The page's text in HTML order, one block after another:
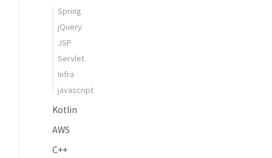
Spring
jQuery
JSP
Servlet
Infra
javascript
Kotlin
AWS
C++